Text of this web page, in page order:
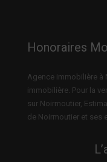
Honoraires
Agence immobilière à
immobilière. Pour la
sur Noirmoutier,
de Noirmoutier et ses